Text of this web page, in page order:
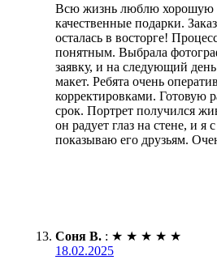
Всю жизнь люблю хорошую
качественные подарки.
осталась в восторге!
понятным. Выбрала
заявку, и на следующий
макет. Ребята очень
корректировками. Готовую
срок. Портрет получился
он радует глаз на стене, и я
показываю его друзьям.
Соня В. : ★ ★ ★ ★ ★
18.02.2025